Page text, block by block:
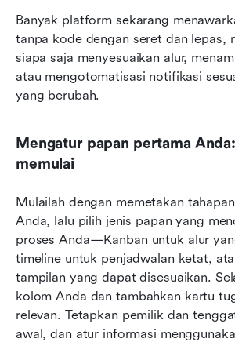
Banyak platform sekarang
tanpa kode dengan seret dan lepas,
siapa saja menyesuaikan alur,
atau mengotomatisasi notifikasi
yang berubah.
Mengatur papan pertama
memulai
Mulailah dengan memetakan
Anda, lalu pilih jenis papan yang
proses Anda—Kanban untuk alur
timeline untuk penjadwalan ketat,
tampilan yang dapat disesuaikan.
kolom Anda dan tambahkan kartu
relevan. Tetapkan pemilik dan
awal, dan atur informasi